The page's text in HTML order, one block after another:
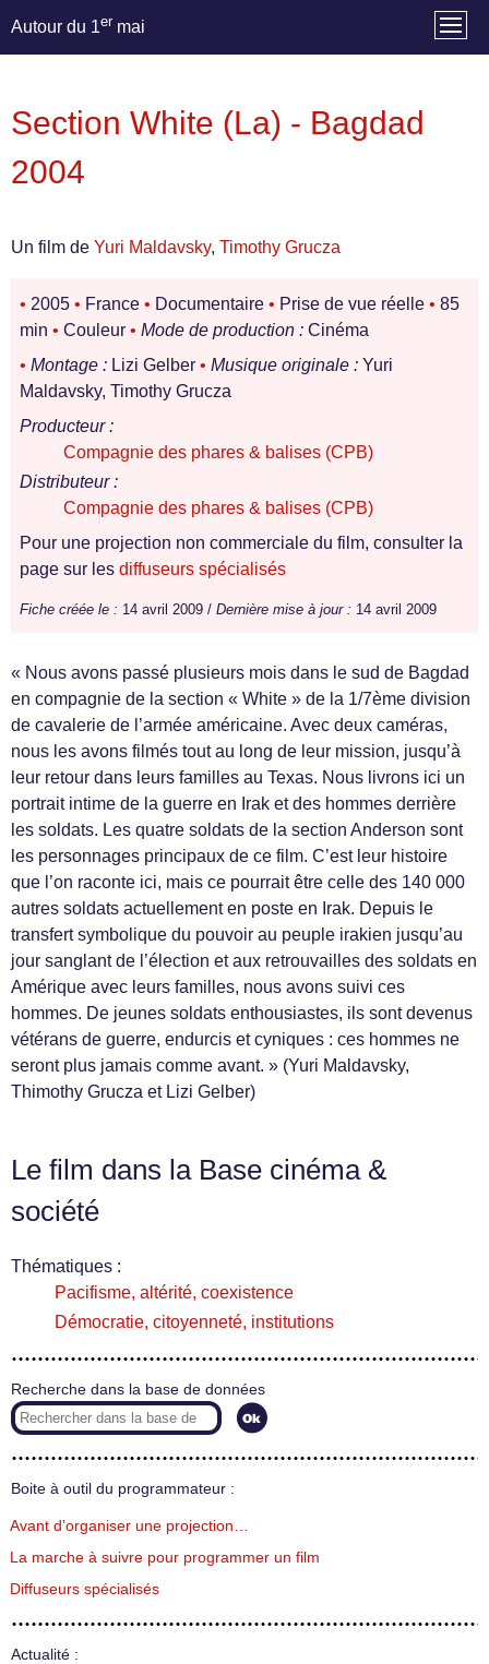
Autour du 1er mai
Section White (La) - Bagdad
2004
Un film de Yuri Maldavsky, Timothy Grucza
• 2005 • France • Documentaire • Prise de vue réelle • 85
min • Couleur • Mode de production : Cinéma
• Montage : Lizi Gelber • Musique originale : Yuri
Maldavsky, Timothy Grucza
Producteur :
Compagnie des phares & balises (CPB)
Distributeur :
Compagnie des phares & balises (CPB)
Pour une projection non commerciale du film, consulter la
page sur les diffuseurs spécialisés
Fiche créée le : 14 avril 2009 / Dernière mise à jour : 14 avril 2009
« Nous avons passé plusieurs mois dans le sud de Bagdad
en compagnie de la section « White » de la 1/7ème division
de cavalerie de l’armée américaine. Avec deux caméras,
nous les avons filmés tout au long de leur mission, jusqu’à
leur retour dans leurs familles au Texas. Nous livrons ici un
portrait intime de la guerre en Irak et des hommes derrière
les soldats. Les quatre soldats de la section Anderson sont
les personnages principaux de ce film. C’est leur histoire
que l’on raconte ici, mais ce pourrait être celle des 140 000
autres soldats actuellement en poste en Irak. Depuis le
transfert symbolique du pouvoir au peuple irakien jusqu’au
jour sanglant de l’élection et aux retrouvailles des soldats en
Amérique avec leurs familles, nous avons suivi ces
hommes. De jeunes soldats enthousiastes, ils sont devenus
vétérans de guerre, endurcis et cyniques : ces hommes ne
seront plus jamais comme avant. » (Yuri Maldavsky,
Thimothy Grucza et Lizi Gelber)
Le film dans la Base cinéma &
société
Thématiques :
Pacifisme, altérité, coexistence
Démocratie, citoyenneté, institutions
Recherche dans la base de données
Boite à outil du programmateur :
Avant d’organiser une projection…
La marche à suivre pour programmer un film
Diffuseurs spécialisés
Actualité :